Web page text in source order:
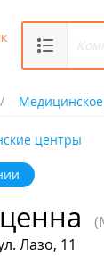
центры
Лазо, 11